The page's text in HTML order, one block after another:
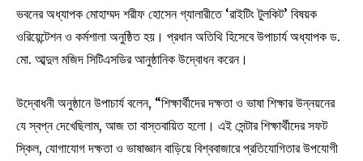
ভবনের অধ্যাপক মোহাম্মদ শরীফ হোসেন গ্যালারীতে ‘রাইটিং টুলকিট’ বিষয়ক
ওরিয়েন্টেশন ও কর্মশালা অনুষ্ঠিত হয়। প্রধান অতিথি হিসেবে উপাচার্য অধ্যাপক ড.
মো. আব্দুল মজিদ সিটিএসডির আনুষ্ঠানিক উদ্বোধন করেন।
উদ্বোধনী অনুষ্ঠানে উপাচার্য বলেন, “শিক্ষার্থীদের দক্ষতা ও ভাষা শিক্ষার উন্নয়নের
যে স্বপ্ন দেখেছিলাম, আজ তা বাস্তবায়িত হলো। এই সেন্টার শিক্ষার্থীদের সফট
স্কিল, যোগাযোগ দক্ষতা ও ভাষাজ্ঞান বাড়িয়ে বিশ্ববাজারে প্রতিযোগিতার উপযোগী